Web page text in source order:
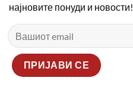
најновите понуди и новости!